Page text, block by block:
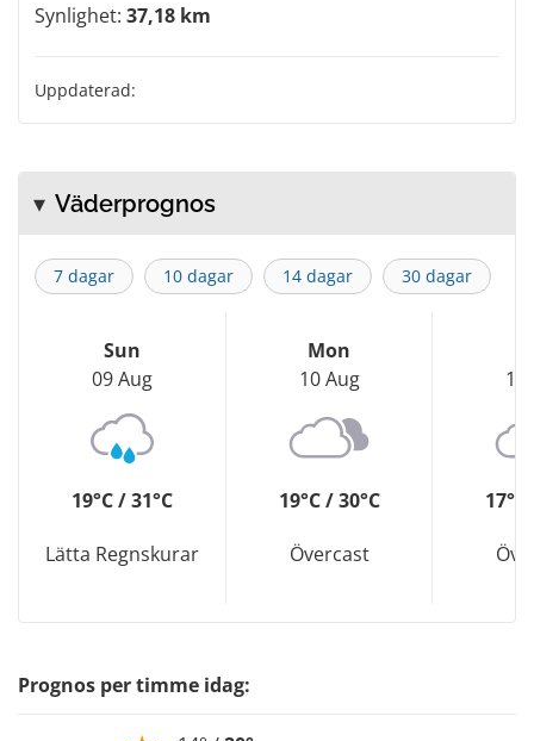
Synlighet: 37,18 km
Uppdaterad:
Väderprognos
7 dagar 10 dagar 14 dagar 30 dagar
Sun
09 Aug
19°C / 31°C
Lätta Regnskurar
Mon
10 Aug
19°C / 30°C
Övercast
11
17°C
Prognos per timme idag: